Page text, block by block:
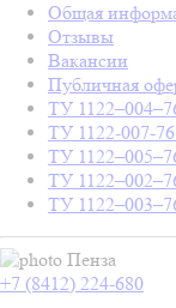
Общая
Отзывы
Вакансии
Публичная
ТУ
ТУ 1122-007-
ТУ
ТУ
ТУ
Пенза
+7 (8412) 224-680